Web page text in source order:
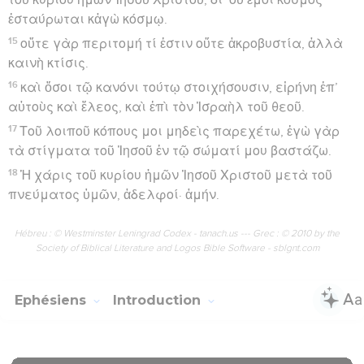
ἐσταύρωται κἀγὼ κόσμῳ.
15 οὔτε γὰρ περιτομή τί ἐστιν οὔτε ἀκροβυστία, ἀλλὰ
καινὴ κτίσις.
16 καὶ ὅσοι τῷ κανόνι τούτῳ στοιχήσουσιν, εἰρήνη ἐπ’
αὐτοὺς καὶ ἔλεος, καὶ ἐπὶ τὸν Ἰσραὴλ τοῦ θεοῦ.
17 Τοῦ λοιποῦ κόπους μοι μηδεὶς παρεχέτω, ἐγὼ γὰρ
τὰ στίγματα τοῦ Ἰησοῦ ἐν τῷ σώματί μου βαστάζω.
18 Ἡ χάρις τοῦ κυρίου ἡμῶν Ἰησοῦ Χριστοῦ μετὰ τοῦ
πνεύματος ὑμῶν, ἀδελφοί· ἀμήν.
Hébreu : © Westminster Leningrad Codex - tanach.us --- Grec : © 2010 by the
Society of Biblical Literature and Logos Bible Software - sblgnt.com
Ephésiens Introduction